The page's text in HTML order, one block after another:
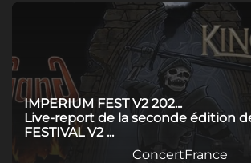
IMPERIUM FEST V2 202...
Live-report de la seconde édition
FESTIVAL V2 ...
ConcertFrance